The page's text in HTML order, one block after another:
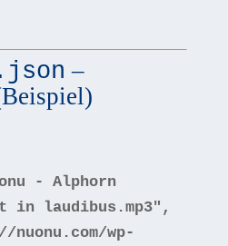
–
- Alphorn
in laudibus.mp3" ,
wp-